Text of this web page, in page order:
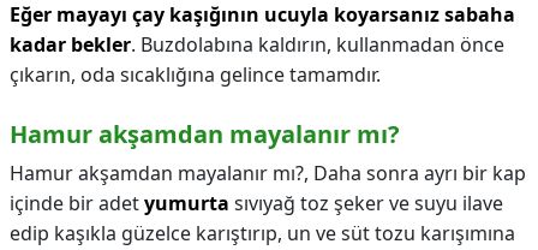
Eğer mayayı çay kaşığının ucuyla koyarsanız sabaha
kadar bekler. Buzdolabına kaldırın, kullanmadan önce
çıkarın, oda sıcaklığına gelince tamamdır.
Hamur akşamdan mayalanır mı?
Hamur akşamdan mayalanır mı?, Daha sonra ayrı bir kap
içinde bir adetyumurta sıvıyağ toz şeker ve suyu ilave
edip kaşıkla güzelce karıştırıp, un ve süt tozu karışımına